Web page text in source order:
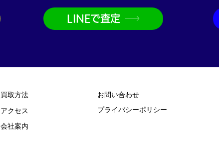
LINEで査定
買取方法
​アクセス
お問い合わせ
プライバシーポリシー
​会社案内